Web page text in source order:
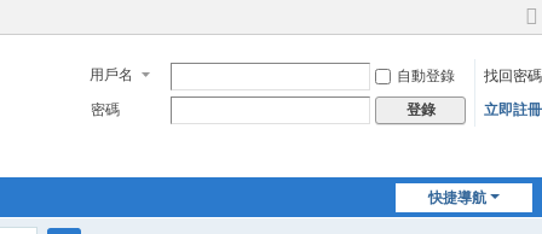
切
到
寬
用戶名 自動登錄
找回密碼
密碼
登錄 立即註冊
快捷導航